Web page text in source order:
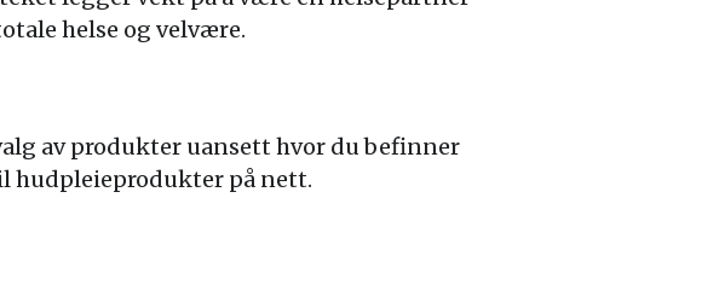
helse og velvære.
av produkter uansett hvor du befinner
hudpleieprodukter på nett.